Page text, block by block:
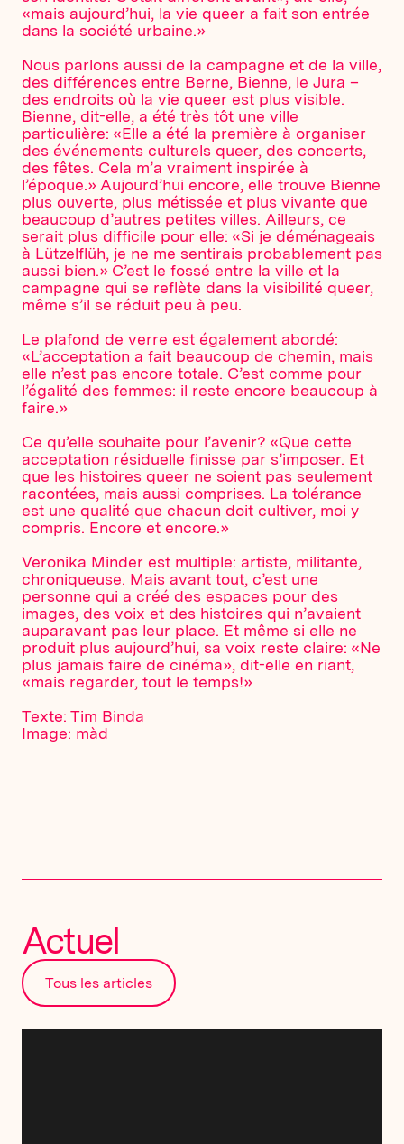
«mais aujourd’hui, la vie queer a fait son entrée
dans la société urbaine.»
Nous parlons aussi de la campagne et de la ville,
des différences entre Berne, Bienne, le Jura –
des endroits où la vie queer est plus visible.
Bienne, dit-elle, a été très tôt une ville
particulière: «Elle a été la première à organiser
des événements culturels queer, des concerts,
des fêtes. Cela m’a vraiment inspirée à
l’époque.» Aujourd’hui encore, elle trouve Bienne
plus ouverte, plus métissée et plus vivante que
beaucoup d’autres petites villes. Ailleurs, ce
serait plus difficile pour elle: «Si je déménageais
à Lützelflüh, je ne me sentirais probablement pas
aussi bien.» C’est le fossé entre la ville et la
campagne qui se reflète dans la visibilité queer,
même s’il se réduit peu à peu.
Le plafond de verre est également abordé:
«L’acceptation a fait beaucoup de chemin, mais
elle n’est pas encore totale. C’est comme pour
l’égalité des femmes: il reste encore beaucoup à
faire.»
Ce qu’elle souhaite pour l’avenir? «Que cette
acceptation résiduelle finisse par s’imposer. Et
que les histoires queer ne soient pas seulement
racontées, mais aussi comprises. La tolérance
est une qualité que chacun doit cultiver, moi y
compris. Encore et encore.»
Veronika Minder est multiple: artiste, militante,
chroniqueuse. Mais avant tout, c’est une
personne qui a créé des espaces pour des
images, des voix et des histoires qui n’avaient
auparavant pas leur place. Et même si elle ne
produit plus aujourd’hui, sa voix reste claire: «Ne
plus jamais faire de cinéma», dit-elle en riant,
«mais regarder, tout le temps!»
Texte: Tim Binda
Image: màd
Actuel
Tous les articles